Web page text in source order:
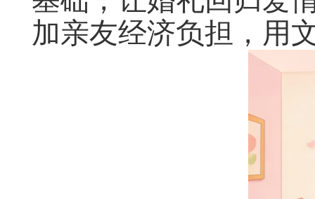
加亲友经济负担，用